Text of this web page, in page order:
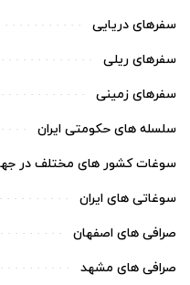
سفرهای دریایی
سفرهای ریلی
سفرهای زمینی
سلسله های حکومتی ایران
سوغات کشور های مختلف در
سوغاتی های ایران
صرافی های اصفهان
صرافی های مشهد